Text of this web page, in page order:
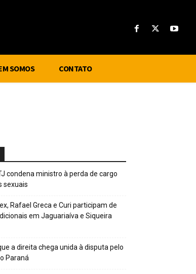
SOMOS CONTATO
condena ministro à perda de cargo
sexuais
Rafael Greca e Curi participam de
em Jaguariaíva e Siqueira
a direita chega unida à disputa pelo
Paraná